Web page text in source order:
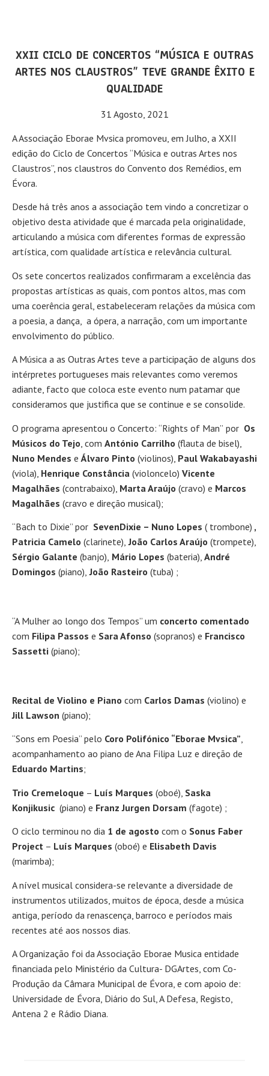
XXII CICLO DE CONCERTOS “MÚSICA E OUTRAS
ARTES NOS CLAUSTROS” TEVE GRANDE ÊXITO E
QUALIDADE
31 Agosto, 2021
A Associação Eborae Mvsica promoveu, em Julho, a XXII
edição do Ciclo de Concertos “Música e outras Artes nos
Claustros”, nos claustros do Convento dos Remédios, em
Évora.
Desde há três anos a associação tem vindo a concretizar o
objetivo desta atividade que é marcada pela originalidade,
articulando a música com diferentes formas de expressão
artística, com qualidade artística e relevância cultural.
Os sete concertos realizados confirmaram a excelência das
propostas artísticas as quais, com pontos altos, mas com
uma coerência geral, estabeleceram relações da música com
a poesia, a dança, a ópera, a narração, com um importante
envolvimento do público.
A Música a as Outras Artes teve a participação de alguns dos
intérpretes portugueses mais relevantes como veremos
adiante, facto que coloca este evento num patamar que
consideramos que justifica que se continue e se consolide.
O programa apresentou o Concerto: “Rights of Man” por Os
Músicos do Tejo , com António Carrilho (flauta de bisel),
Nuno Mendes e Álvaro Pinto (violinos), Paul Wakabayashi
(viola), Henrique Constância (violoncelo) Vicente
Magalhães (contrabaixo), Marta Araújo (cravo) e Marcos
Magalhães (cravo e direção musical);
“Bach to Dixie” por SevenDixie – Nuno Lopes ( trombone) ,
Patricia Camelo (clarinete), João Carlos Araújo (trompete),
Sérgio Galante (banjo), Mário Lopes (bateria), André
Domingos (piano), João Rasteiro (tuba) ;
“A Mulher ao longo dos Tempos” um concerto comentado
com Filipa Passos e Sara Afonso (sopranos) e Francisco
Sassetti (piano);
Recital de Violino e Piano com Carlos Damas (violino) e
Jill Lawson (piano);
“Sons em Poesia” pelo Coro Polifónico “Eborae Mvsica”,
acompanhamento ao piano de Ana Filipa Luz e direção de
Eduardo Martins;
Trio Cremeloque – Luís Marques (oboé), Saska
Konjikusic (piano) e Franz Jurgen Dorsam (fagote) ;
O ciclo terminou no dia 1 de agosto com o Sonus Faber
Project – Luís Marques (oboé) e Elisabeth Davis
(marimba);
A nível musical considera-se relevante a diversidade de
instrumentos utilizados, muitos de época, desde a música
antiga, período da renascença, barroco e períodos mais
recentes até aos nossos dias.
A Organização foi da Associação Eborae Musica entidade
financiada pelo Ministério da Cultura- DGArtes, com Co-
Produção da Câmara Municipal de Évora, e com apoio de:
Universidade de Évora, Diário do Sul, A Defesa, Registo,
Antena 2 e Rádio Diana.